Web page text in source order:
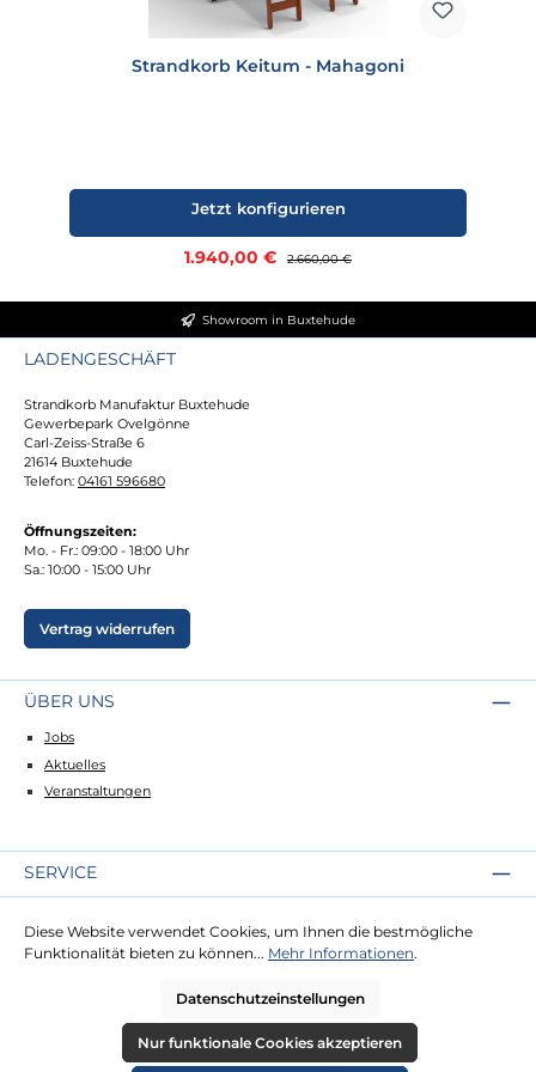
Strandkorb Keitum - Mahagoni
Verkaufspreis:
1.940,00 € Regulärer Preis:
2.660,00 €
Jetzt konfigurieren
Showroom in Buxtehude
LADENGESCHÄFT
Strandkorb Manufaktur Buxtehude
Gewerbepark Ovelgönne
Carl-Zeiss-Straße 6
21614 Buxtehude
Telefon: 04161 596680
Öffnungszeiten:
Mo. - Fr.: 09:00 - 18:00 Uhr
Sa.: 10:00 - 15:00 Uhr
Vertrag widerrufen
ÜBER UNS
Jobs
Aktuelles
Veranstaltungen
SERVICE
Lieferung
Zahlung
RECHTLICHES
Diese Website verwendet Cookies, um Ihnen die bestmögliche
Funktionalität bieten zu können... Mehr Informationen.
Datenschutzeinstellungen
Nur funktionale Cookies akzeptieren